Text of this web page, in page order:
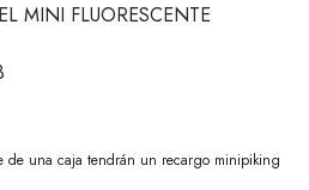
MINI FLUORESCENTE
de una caja tendrán un recargo minipiking